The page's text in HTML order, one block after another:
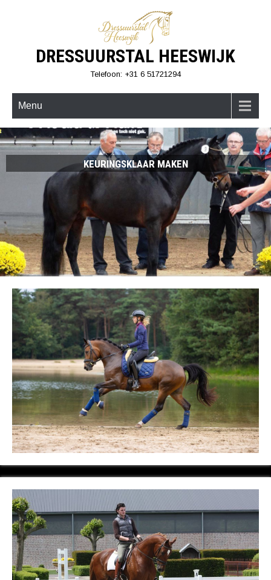
DRESSUURSTAL HEESWIJK
Telefoon: +31 6 51721294
Menu
ZADELMAK MAKEN